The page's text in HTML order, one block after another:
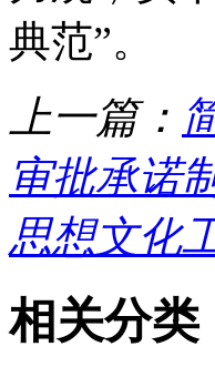
典范”。
上一篇：
审批承诺
思想文化
相关分类